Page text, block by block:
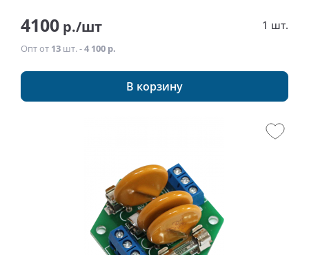
4100 р./шт 1 шт.
Опт от 13 шт. -4 100 р.
В корзину